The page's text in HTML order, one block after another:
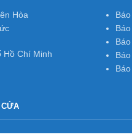
Hòa
Hồ Chí Minh